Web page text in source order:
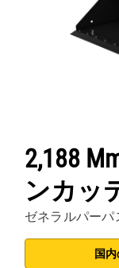
2,188
ンカッ
ゼネラルパーパ
国